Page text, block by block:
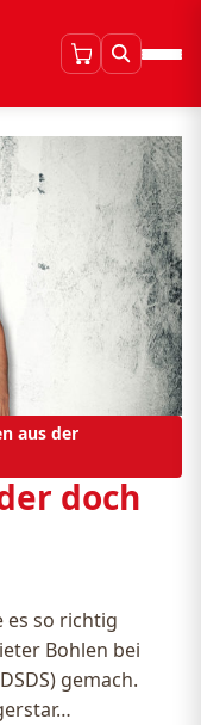
aus der
doch
es so richtig
Bohlen bei
gemach.